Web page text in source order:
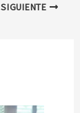
SIGUIENTE